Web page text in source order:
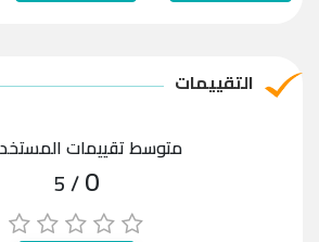
التقييمات
متوسط تقييمات
0
/ 5